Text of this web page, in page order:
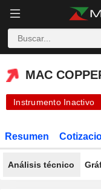
MAC COPPER
MAC
Instrumento Inactivo
Resumen
Análisis técnico